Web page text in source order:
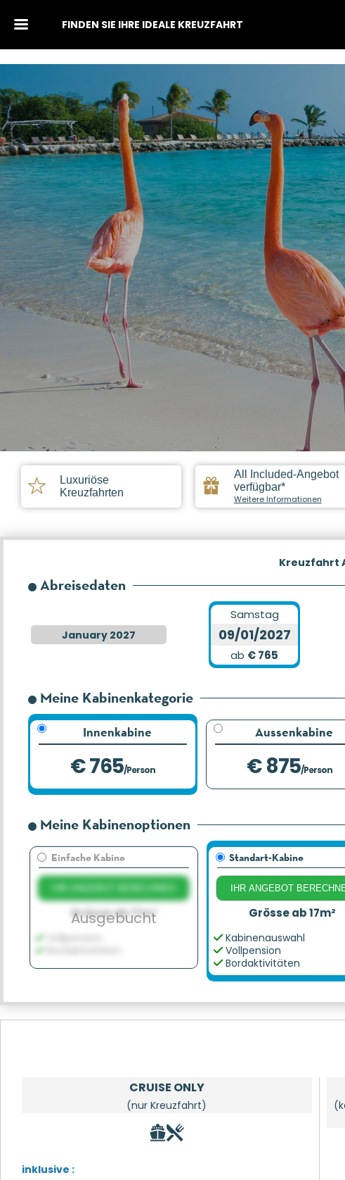
FINDEN SIE IHRE IDEALE KREUZFAHRT
Luxuriöse
Kreuzfahrten
All Included-Angebot
verfügbar*
Weitere Informationen
Kreuzfahrt
Abreisedaten
January 2027
Samstag
09/01/2027
ab € 765
Meine Kabinenkategorie
Innenkabine
€ 765/Person
Aussenkabine
€ 875/Person
Meine Kabinenoptionen
Einfache Kabine
Grösse ab 17m²
Ausgebucht
Standart-Kabine
IHR ANGEBOT
Grösse ab 17m²
Kabinenauswahl
Vollpension
Bordaktivitäten
CRUISE ONLY
(nur Kreuzfahrt)
inklusive :